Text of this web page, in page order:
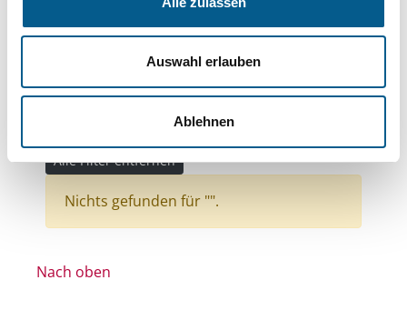
Auswahl erlauben
Ablehnen
Themen: Natur- & Umweltschutz
Themen: Kunst & Kultur
Themen: Gesundheitswesen
Themen: Politische Bildung & Demokratie
Themen: Wissenschaft und Forschung
Alle Filter entfernen
Nichts gefunden für "".
Nach oben